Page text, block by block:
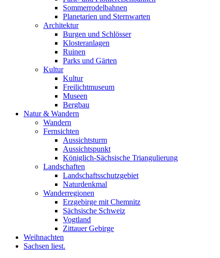
Sommerrodelbahnen
Planetarien und Sternwarten
Architektur
Burgen und Schlösser
Klosteranlagen
Ruinen
Parks und Gärten
Kultur
Kultur
Freilichtmuseum
Museen
Bergbau
Natur & Wandern
Wandern
Fernsichten
Aussichtsturm
Aussichtspunkt
Königlich-Sächsische Triangulierung
Landschaften
Landschaftsschutzgebiet
Naturdenkmal
Wanderregionen
Erzgebirge mit Chemnitz
Sächsische Schweiz
Vogtland
Zittauer Gebirge
Weihnachten
Sachsen liest.